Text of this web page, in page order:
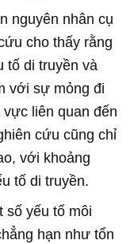
nguyên nhân cụ
cho thấy rằng
tố di truyền và
với sự mỏng đi
liên quan đến
cứu cũng chỉ
với khoảng
tố di truyền.
số yếu tố môi
hạn như tổn